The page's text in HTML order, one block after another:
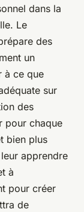
dans la
Le
des
un
à ce que
sur
des
pour chaque
bien plus
apprendre
à
pour créer
de